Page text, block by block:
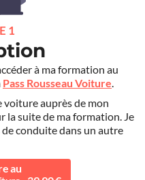
1
à ma formation au
Pass Rousseau Voiture.
auprès de mon
la suite de ma formation. Je
conduite dans un autre
au